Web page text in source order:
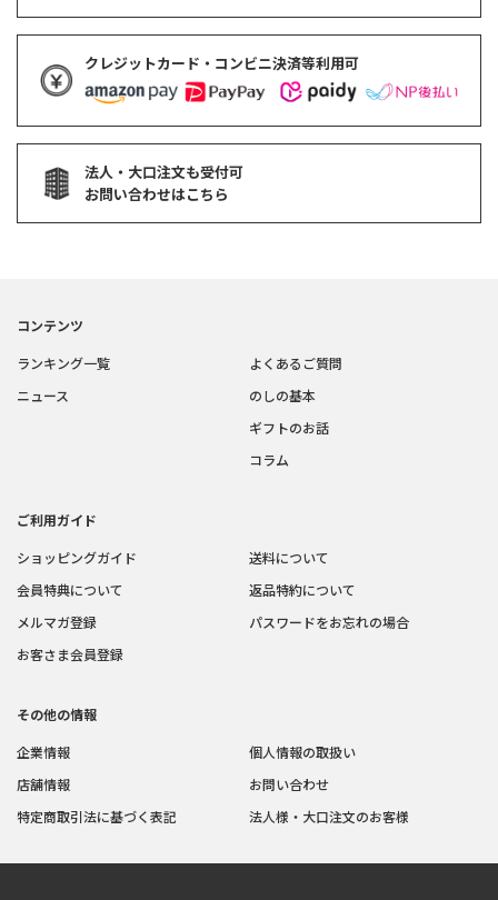
クレジットカード・コンビニ決済等利用可
法人・大口注文も受付可
お問い合わせはこちら
コンテンツ
ランキング一覧
ニュース
よくあるご質問
のしの基本
ギフトのお話
コラム
ご利用ガイド
ショッピングガイド
会員特典について
メルマガ登録
お客さま会員登録
送料について
返品特約について
パスワードをお忘れの場合
その他の情報
企業情報
店舗情報
特定商取引法に基づく表記
個人情報の取扱い
お問い合わせ
法人様・大口注文のお客様